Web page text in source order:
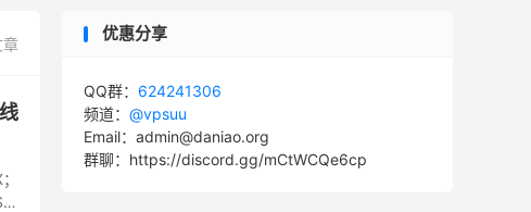
章
优惠分享
QQ群： 624241306
频道： @vpsuu
Email：admin@daniao.org
群聊：https://discord.gg/mCtWCQe6cp